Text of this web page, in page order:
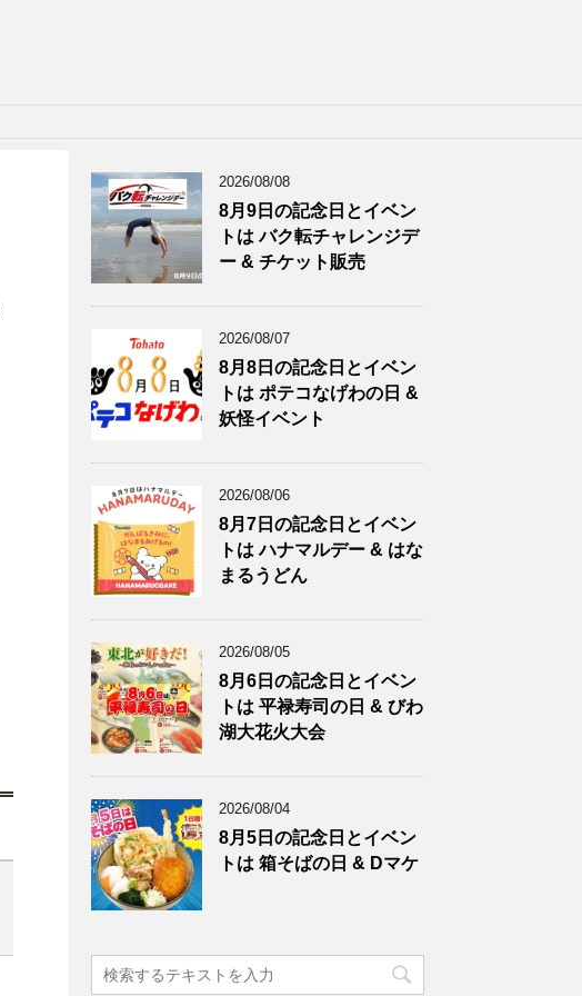
2026/08/08
8月9日の記念日とイベン
トは バク転チャレンジデ
ー & チケット販売
2026/08/07
8月8日の記念日とイベン
トは ポテコなげわの日 &
妖怪イベント
2026/08/06
8月7日の記念日とイベン
トは ハナマルデー & はな
まるうどん
2026/08/05
8月6日の記念日とイベン
トは 平禄寿司の日 & びわ
湖大花火大会
2026/08/04
8月5日の記念日とイベン
トは 箱そばの日 & Dマケ